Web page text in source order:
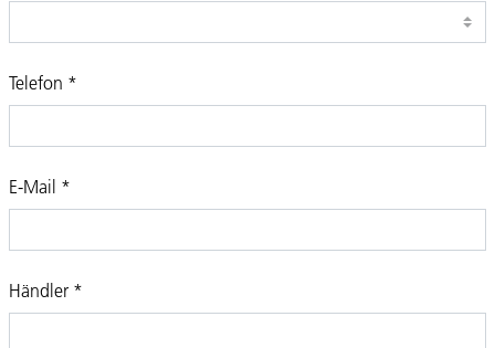
Telefon *
E-Mail *
Händler *